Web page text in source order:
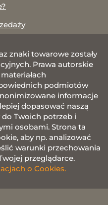
znaki towarowe zostały
Prawa autorskie
podmiotów
informacje
dopasować naszą
Twoich potrzeb i
osobami. Strona ta
aby np. analizować
warunki przechowania
przeglądarce.
o Cookies.